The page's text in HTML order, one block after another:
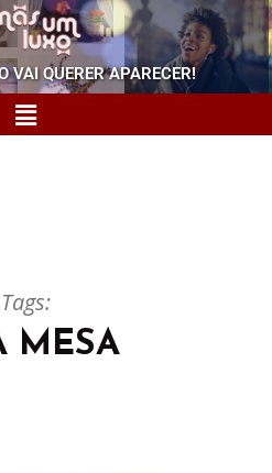
VAI QUERER APARECER!
Tags:
MESA